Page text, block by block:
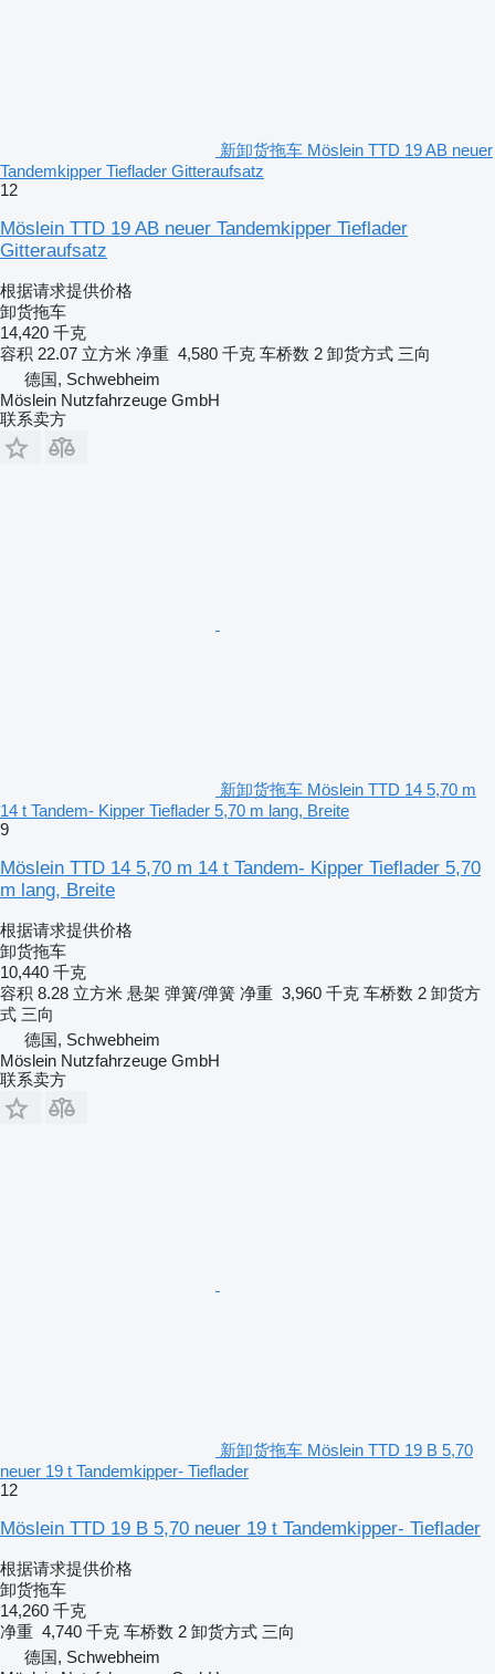
新卸货拖车 Möslein TTD 19 AB neuer
Tandemkipper Tieflader Gitteraufsatz
12
Möslein TTD 19 AB neuer Tandemkipper Tieflader
Gitteraufsatz
根据请求提供价格
卸货拖车
14,420 千克
容积 22.07 立方米 净重 4,580 千克 车桥数 2 卸货方式 三向
德国, Schwebheim
Möslein Nutzfahrzeuge GmbH
联系卖方
新卸货拖车 Möslein TTD 14 5,70 m
14 t Tandem- Kipper Tieflader 5,70 m lang, Breite
9
Möslein TTD 14 5,70 m 14 t Tandem- Kipper Tieflader 5,70
m lang, Breite
根据请求提供价格
卸货拖车
10,440 千克
容积 8.28 立方米 悬架 弹簧/弹簧 净重 3,960 千克 车桥数 2 卸货方
式 三向
德国, Schwebheim
Möslein Nutzfahrzeuge GmbH
联系卖方
新卸货拖车 Möslein TTD 19 B 5,70
neuer 19 t Tandemkipper- Tieflader
12
Möslein TTD 19 B 5,70 neuer 19 t Tandemkipper- Tieflader
根据请求提供价格
卸货拖车
14,260 千克
净重 4,740 千克 车桥数 2 卸货方式 三向
德国, Schwebheim